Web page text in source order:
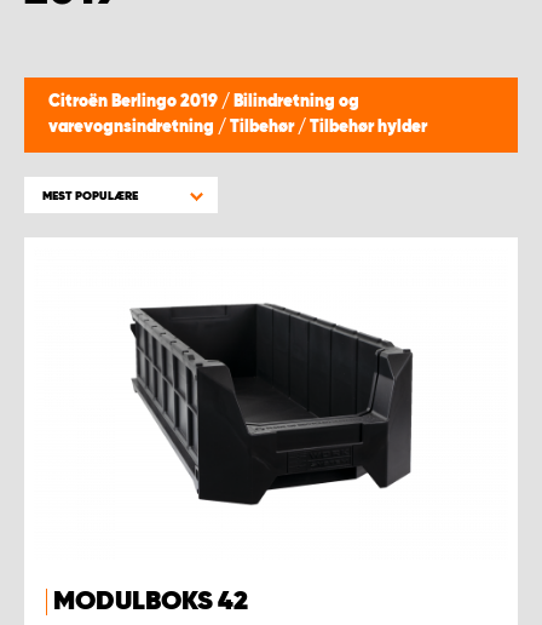
Citroën Berlingo 2019 / Bilindretning og
varevognsindretning / Tilbehør / Tilbehør hylder
MEST POPULÆRE
MODULBOKS 42